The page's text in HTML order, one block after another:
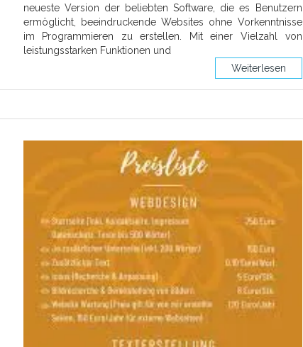
neueste Version der beliebten Software, die es Benutzern
ermöglicht, beeindruckende Websites ohne Vorkenntnisse
im Programmieren zu erstellen. Mit einer Vielzahl von
leistungsstarken Funktionen und
Weiterlesen